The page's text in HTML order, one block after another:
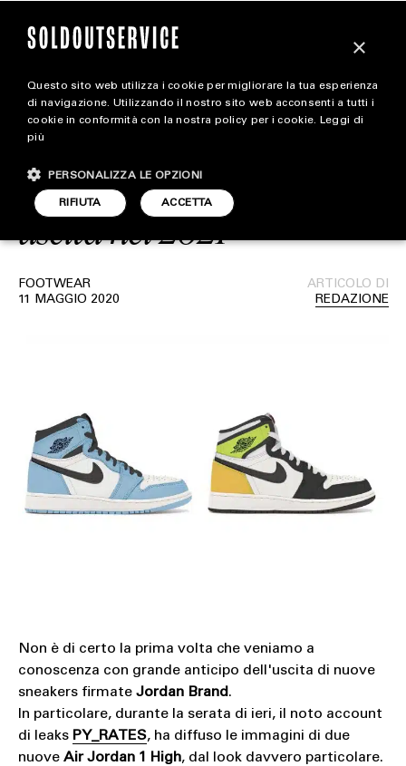
magazine
STYLE
FOOTWEAR
Air Jordan 1 High
“University Blue” e “Volt”:
Le due nuove varianti in
uscita nel 2021
FOOTWEAR
11 MAGGIO 2020
ARTICOLO DI
REDAZIONE
Non è di certo la prima volta che veniamo a
conoscenza con grande anticipo dell'uscita di nuove
sneakers firmate Jordan Brand.
In particolare, durante la serata di ieri, il noto account
di leaks PY_RATES, ha diffuso le immagini di due
nuove Air Jordan 1 High, dal look davvero particolare.
×
Questo sito web utilizza i cookie per migliorare la tua esperienza
di navigazione. Utilizzando il nostro sito web acconsenti a tutti i
cookie in conformità con la nostra policy per i cookie. Leggi di
più
ACCETTA
RIFIUTA
PERSONALIZZA LE OPZIONI